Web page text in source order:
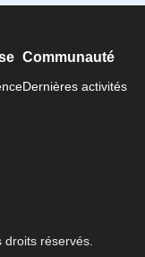
Communauté
Dernières activités
réservés.